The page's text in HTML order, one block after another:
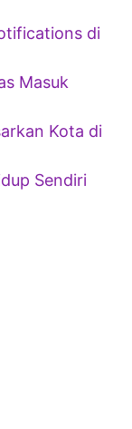
di
Masuk
Kota di
Sendiri